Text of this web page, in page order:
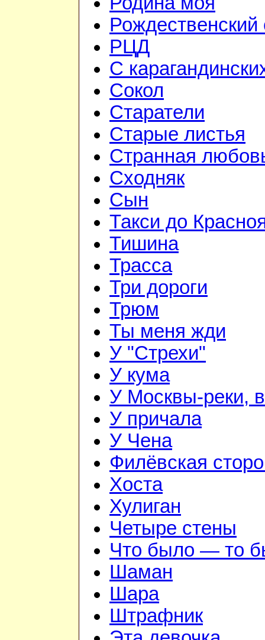
Рождественский
РЦД
С
Сокол
Старатели
Старые листья
Странная
Сходняк
Сын
Такси до
Тишина
Трасса
Три дороги
Трюм
Ты меня жди
У "Стрехи"
У кума
У Москвы-реки,
У причала
У Чена
Филёвская
Хоста
Хулиган
Четыре стены
Что было — то
Шаман
Шара
Штрафник